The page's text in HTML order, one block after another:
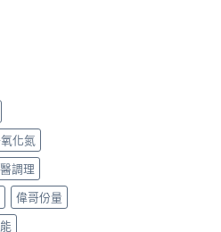
化氮
調理
偉哥份量